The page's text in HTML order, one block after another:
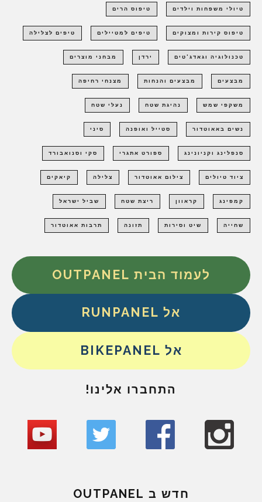
טיולי משפחות וילדים טיפוס הרים
טיפוס קירות ומצוקים טיפים למטיילים טיפים לצלילה
טכנולוגיה וגאדג'טים ירדן מבחני מוצרים
מבצעים מבצעים והנחות מצנחי רחיפה
משקפי שמש נהיגת שטח נעלי שטח
נשים באאוטדור סטייל ואופנה סיני
סנפלינג וקניונינג ספורט אתגרי סקי וסנואבורד
ציוד טיולים צילום אאוטדור צלילה קיאקים
קמפינג קראוון ריצת שטח שביל ישראל
שחייה שיט וסירות תזונה תרבות אאוטדור
לעמוד הבית OUTPANEL
אל RUNPANEL
אל BIKEPANEL
התחברו אלינו!
חדש ב OUTPANEL